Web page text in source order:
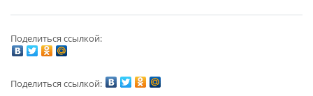
Поделиться ссылкой:
Поделиться ссылкой: